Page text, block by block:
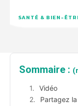
SANTÉ & BIEN-
Sommaire :
Vidéo
Partagez